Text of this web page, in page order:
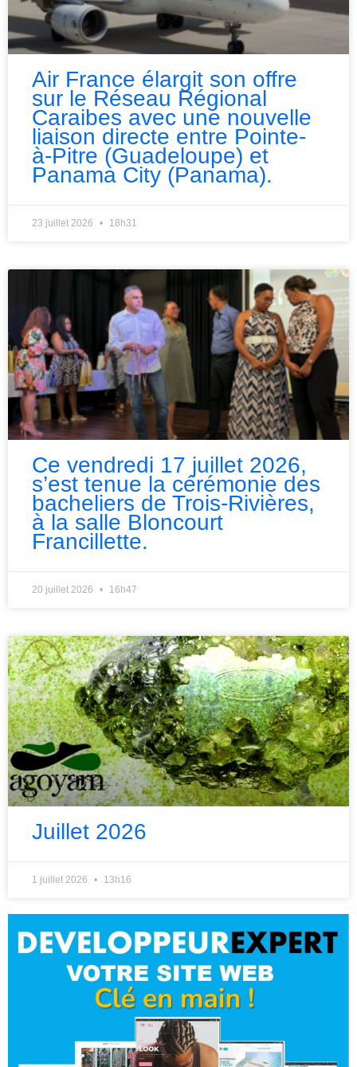
Air France élargit son offre
sur le Réseau Régional
Caraibes avec une nouvelle
liaison directe entre Pointe-
à-Pitre (Guadeloupe) et
Panama City (Panama).
23 juillet 2026 18h31
Ce vendredi 17 juillet 2026,
s’est tenue la cérémonie des
bacheliers de Trois-Rivières,
à la salle Bloncourt
Francillette.
20 juillet 2026 16h47
Juillet 2026
1 juillet 2026 13h16